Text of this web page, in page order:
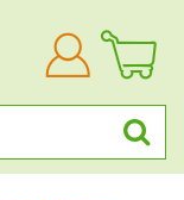
Anmelden